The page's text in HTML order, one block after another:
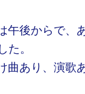
午後からで、
た。
曲あり、演歌